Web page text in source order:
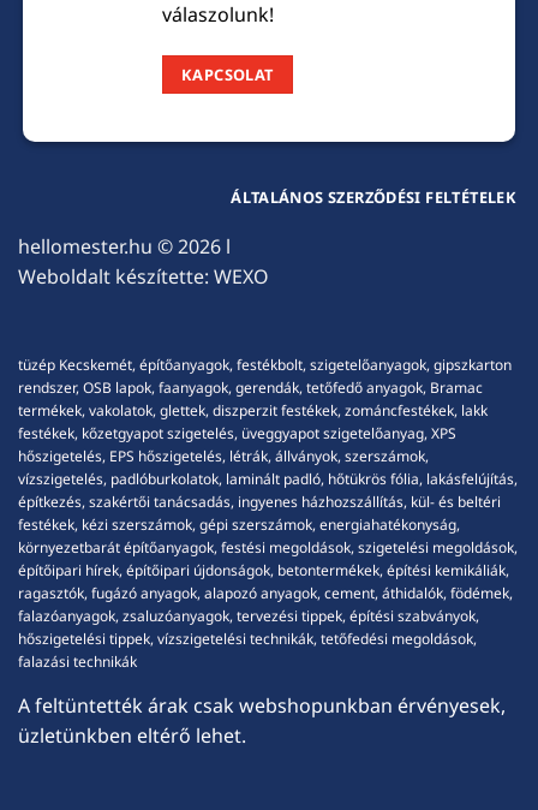
válaszolunk!
KAPCSOLAT
hellomester.hu © 2026 l
Weboldalt készítette: WEXO
ÁLTALÁNOS SZERZŐDÉSI FELTÉTELEK
tüzép Kecskemét, építőanyagok, festékbolt, szigetelőanyagok, gipszkarton
rendszer, OSB lapok, faanyagok, gerendák, tetőfedő anyagok, Bramac
termékek, vakolatok, glettek, diszperzit festékek, zománcfestékek, lakk
festékek, kőzetgyapot szigetelés, üveggyapot szigetelőanyag, XPS
hőszigetelés, EPS hőszigetelés, létrák, állványok, szerszámok,
vízszigetelés, padlóburkolatok, laminált padló, hőtükrös fólia, lakásfelújítás,
építkezés, szakértői tanácsadás, ingyenes házhozszállítás, kül- és beltéri
festékek, kézi szerszámok, gépi szerszámok, energiahatékonyság,
környezetbarát építőanyagok, festési megoldások, szigetelési megoldások,
építőipari hírek, építőipari újdonságok, betontermékek, építési kemikáliák,
ragasztók, fugázó anyagok, alapozó anyagok, cement, áthidalók, födémek,
falazóanyagok, zsaluzóanyagok, tervezési tippek, építési szabványok,
hőszigetelési tippek, vízszigetelési technikák, tetőfedési megoldások,
falazási technikák
A feltüntették árak csak webshopunkban érvényesek,
üzletünkben eltérő lehet.